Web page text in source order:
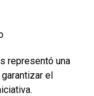
representó una
el